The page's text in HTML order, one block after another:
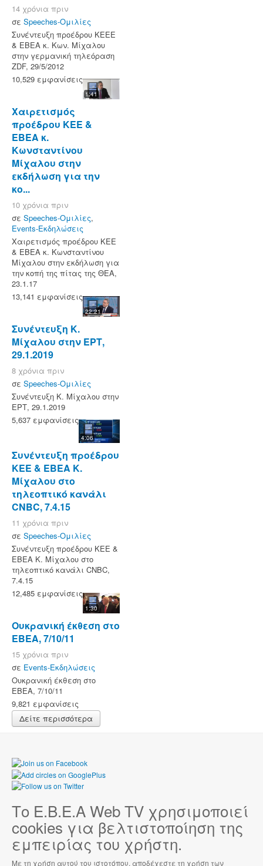
14 χρόνια πριν
σε Speeches-Ομιλίες
Συνέντευξη προέδρου KEEE
& ΕΒΕΑ κ. Κων. Μίχαλου
στην γερμανική τηλεόραση
ZDF, 29/5/2012
10,529 εμφανίσεις
1:41
Χαιρετισμός
προέδρου ΚΕΕ &
ΕΒΕΑ κ.
Κωνσταντίνου
Μίχαλου στην
εκδήλωση για την
κο...
10 χρόνια πριν
σε Speeches-Ομιλίες,
Events-Εκδηλώσεις
Χαιρετισμός προέδρου ΚΕΕ
& ΕΒΕΑ κ. Κωνσταντίνου
Μίχαλου στην εκδήλωση για
την κοπή της πίτας της ΘΕΑ,
23.1.17
13,141 εμφανίσεις
22:21
Συνέντευξη Κ.
Μίχαλου στην ΕΡΤ,
29.1.2019
8 χρόνια πριν
σε Speeches-Ομιλίες
Συνέντευξη Κ. Μίχαλου στην
ΕΡΤ, 29.1.2019
5,637 εμφανίσεις
4:06
Συνέντευξη προέδρου
ΚΕΕ & ΕΒΕΑ Κ.
Μίχαλου στο
τηλεοπτικό κανάλι
CNBC, 7.4.15
11 χρόνια πριν
σε Speeches-Ομιλίες
Συνέντευξη προέδρου ΚΕΕ &
ΕΒΕΑ Κ. Μίχαλου στο
τηλεοπτικό κανάλι CNBC,
7.4.15
12,485 εμφανίσεις
1:30
Ουκρανική έκθεση στο
ΕΒΕΑ, 7/10/11
15 χρόνια πριν
σε Events-Εκδηλώσεις
Ουκρανική έκθεση στο
ΕΒΕΑ, 7/10/11
9,821 εμφανίσεις
Δείτε περισσότερα
Το Ε.Β.Ε.Α Web TV χρησιμοποιεί
cookies για βελτιστοποίηση της
εμπειρίας του χρήστη.
Με τη χρήση αυτού του ιστοτόπου, αποδέχεστε τη χρήση των